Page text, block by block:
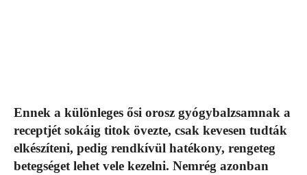
Ennek a különleges ősi orosz gyógybalzsamnak a
receptjét sokáig titok övezte, csak kevesen tudták
elkészíteni, pedig rendkívül hatékony, rengeteg
betegséget lehet vele kezelni. Nemrég azonban